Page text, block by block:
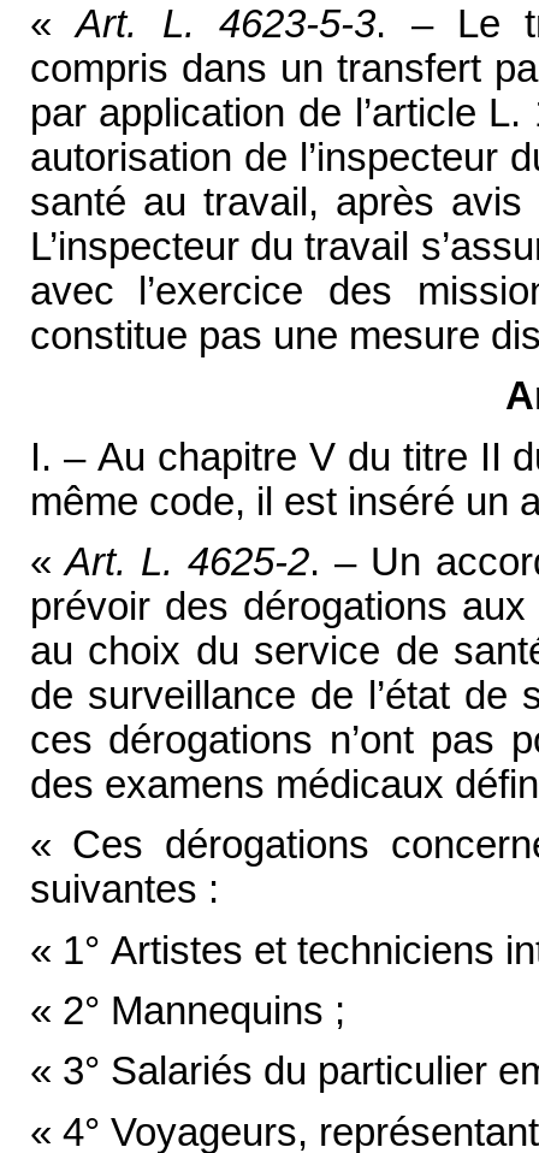
«Art. L. 4623-5-3. – Le
compris dans un transfert
par application de l’article
autorisation de l’inspecteur
santé au travail, après
L’inspecteur du travail
avec l’exercice des
constitue pas une mesure
I. – Au chapitre V du titre II
même code, il est inséré un
«Art. L. 4625-2. – Un
prévoir des dérogations
au choix du service de
de surveillance de l’état de
ces dérogations n’ont pas
des examens médicaux
« Ces dérogations
suivantes :
« 1° Artistes et techniciens
« 2° Mannequins ;
« 3° Salariés du particulier
« 4° Voyageurs,